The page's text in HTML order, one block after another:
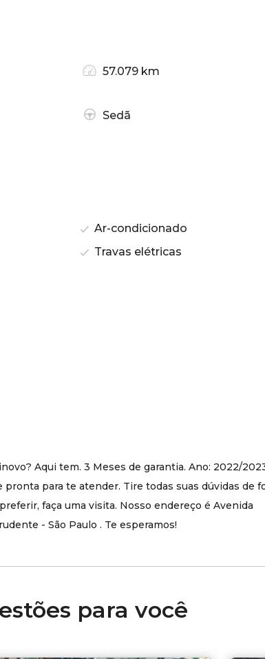
57.079 km
Sedã
Ar-condicionado
Travas elétricas
Aqui tem. 3 Meses de garantia. Ano: 2022/
para te atender. Tire todas suas dúvidas de
faça uma visita. Nosso endereço é Avenida
- São Paulo . Te esperamos!
para você